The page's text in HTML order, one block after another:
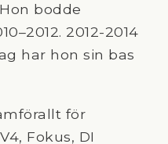
bodde
2012-2014
har hon sin bas
för
Fokus, DI